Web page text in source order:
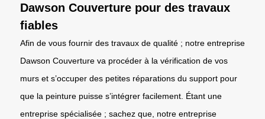
Dawson Couverture pour des travaux
fiables
Afin de vous fournir des travaux de qualité ; notre entreprise
Dawson Couverture va procéder à la vérification de vos
murs et s’occuper des petites réparations du support pour
que la peinture puisse s’intégrer facilement. Étant une
entreprise spécialisée ; sachez que, notre entreprise